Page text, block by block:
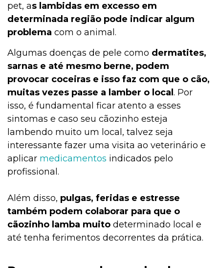
pet, as lambidas em excesso em
determinada região pode indicar algum
problema com o animal.
Algumas doenças de pele como dermatites,
sarnas e até mesmo berne, podem
provocar coceiras e isso faz com que o cão,
muitas vezes passe a lamber o local. Por
isso, é fundamental ficar atento a esses
sintomas e caso seu cãozinho esteja
lambendo muito um local, talvez seja
interessante fazer uma visita ao veterinário e
aplicar medicamentos indicados pelo
profissional.
Além disso, pulgas, feridas e estresse
também podem colaborar para que o
cãozinho lamba muito determinado local e
até tenha ferimentos decorrentes da prática.